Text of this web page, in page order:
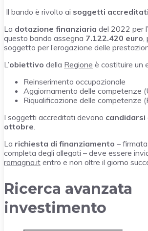
Il bando è rivolto ai soggetti accreditati
La dotazione finanziaria del 2022 per
questo bando assegna 7.122.420 euro
soggetto per l’erogazione delle
L’obiettivo della Regione è costituire un
Reinserimento occupazionale
Aggiornamento delle competenze
Riqualificazione delle competenze
I soggetti accreditati devono candidarsi
ottobre
La richiesta di finanziamento –
completa degli allegati – deve essere
romagna.it entro e non oltre il giorno
Ricerca avanzata
investimento